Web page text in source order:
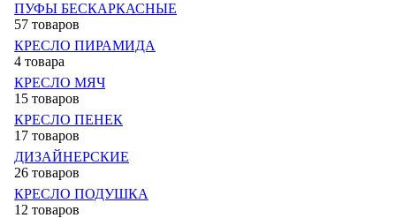
ПУФЫ БЕСКАРКАСНЫЕ
57 товаров
КРЕСЛО ПИРАМИДА
4 товара
КРЕСЛО МЯЧ
15 товаров
КРЕСЛО ПЕНЕК
17 товаров
ДИЗАЙНЕРСКИЕ
26 товаров
КРЕСЛО ПОДУШКА
12 товаров